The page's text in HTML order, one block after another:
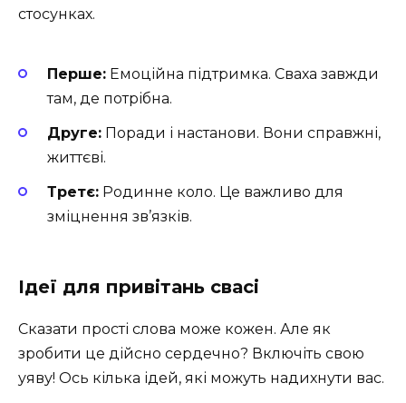
стосунках.
Перше: Емоційна підтримка. Сваха завжди
там, де потрібна.
Друге: Поради і настанови. Вони справжні,
життєві.
Третє: Родинне коло. Це важливо для
зміцнення зв’язків.
Ідеї для привітань свасі
Сказати прості слова може кожен. Але як
зробити це дійсно сердечно? Включіть свою
уяву! Ось кілька ідей, які можуть надихнути вас.